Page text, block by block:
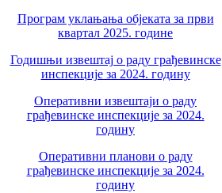
Програм уклањања објеката за први
квартал 2025. године
Годишњи извештај о раду грађевинске
инспекције за 2024. годину
Оперативни извештаји о раду
грађевинске инспекције за 2024.
годину
Оперативни планови о раду
грађевинске инспекције за 2024.
годину